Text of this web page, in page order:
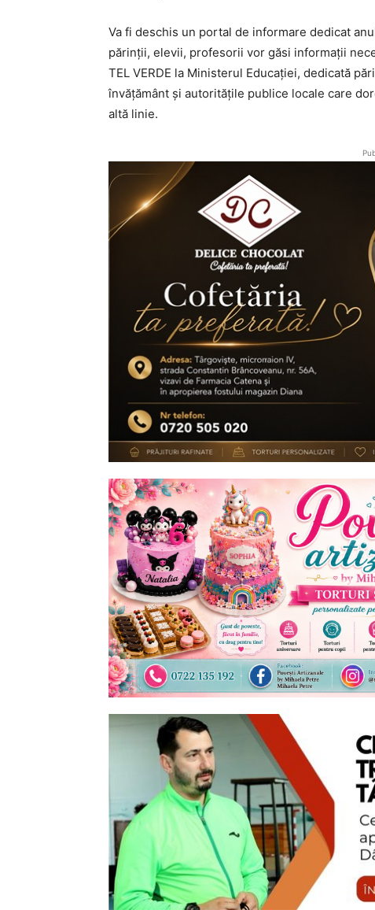
Va fi deschis un portal de informare dedicat
părinții, elevii, profesorii vor găsi informații
TEL VERDE la Ministerul Educației, dedicată
învățământ și autoritățile publice locale care
altă linie.